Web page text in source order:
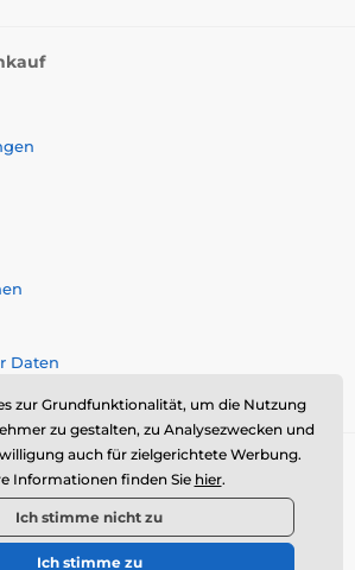
Daten
Okružní 361/14, 74718, Píšt',
Republik, VAT: CZ09604707,
info@momanio.at
⦁ Sie hat einen E-Shop erstellt
zur Grundfunktionalität, um die Nutzung
zu gestalten, zu Analysezwecken und
auch für zielgerichtete Werbung.
Informationen finden Sie hier.
Ich stimme nicht zu
Ich stimme zu